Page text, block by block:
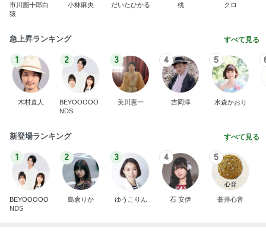
市川團十郎白
猿
小林麻央 だいたひかる 桃 クロ
急上昇ランキング すべて見る
1
木村直人
2
BEYOOOOO
NDS
3
美川憲一
4
吉岡淳
5
水森かおり
新登場ランキング すべて見る
1
BEYOOOOO
NDS
2
島倉りか
3
ゆうこりん
4
石 安伊
5
蒼井心音